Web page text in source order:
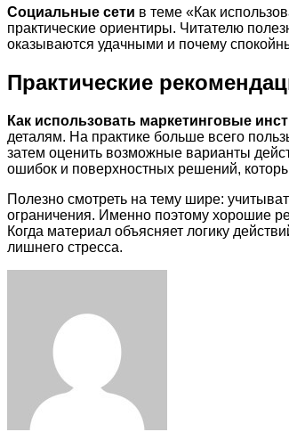
Социальные сети в теме «Как
практические ориентиры. Читателю
оказываются удачными и почему
Практические
Как использовать маркетинговые
деталям. На практике больше всего
затем оценить возможные варианты
ошибок и поверхностных решений,
Полезно смотреть на тему шире:
ограничения. Именно поэтому хорошие
Когда материал объясняет логику
лишнего стресса.